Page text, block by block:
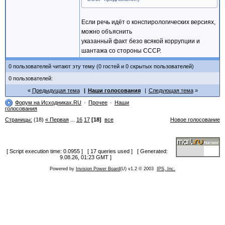
Если речь идёт о конспирологических версиях,
можно объяснить
указанный факт безо всякой коррупции и
шантажа со стороны СССР.
0 пользователей читают эту тему (0 гостей и 0 скрытых пользователей)
0 пользователей:
Предыдущая тема
Наши голосования
Следующая тема
Форум на Исходниках.RU
Прочее
Наши
голосования
Страницы: (18) « Первая 16 17 [18] все Новое голосование
[ Script execution time: 0.0955 ] [ 17 queries used ] [ Generated:
9.08.26, 01:23 GMT ]
Powered by Invision Power Board(U) v1.2 © 2003 IPS, Inc.